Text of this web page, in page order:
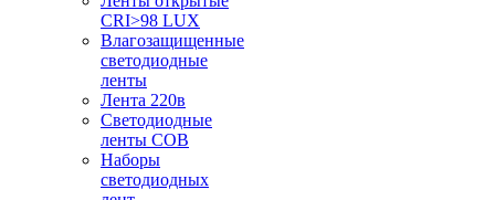
CRI>98 LUX
Влагозащищенные
светодиодные
ленты
Лента 220в
Светодиодные
ленты COB
Наборы
светодиодных